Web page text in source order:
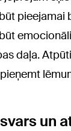
pieejamai
daļa.
un